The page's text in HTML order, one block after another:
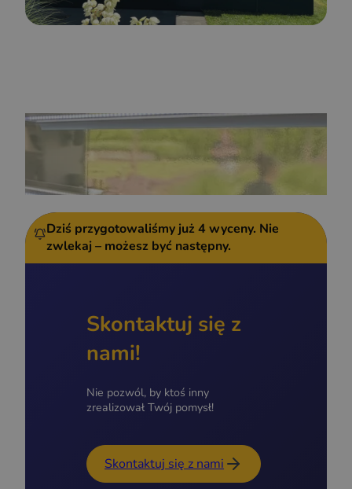
Dziś przygotowaliśmy już 4 wyceny. Nie
zwlekaj – możesz być następny.
Skontaktuj się z
nami!
Nie pozwól, by ktoś inny
zrealizował Twój pomysł!
Skontaktuj się z nami